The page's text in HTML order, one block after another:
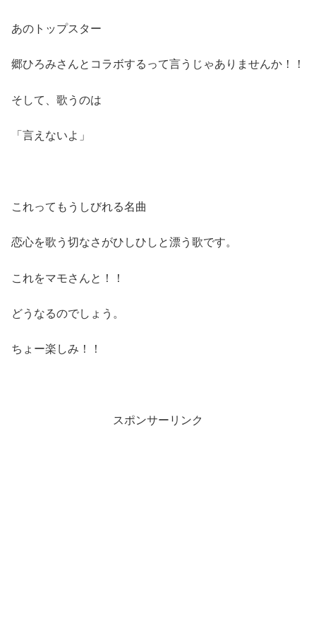
あのトップスター
郷ひろみさんとコラボするって言うじゃありませんか！！
そして、歌うのは
「言えないよ」
これってもうしびれる名曲
恋心を歌う切なさがひしひしと漂う歌です。
これをマモさんと！！
どうなるのでしょう。
ちょー楽しみ！！
スポンサーリンク